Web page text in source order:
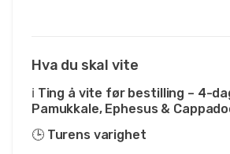
Hva du skal vite
ℹ️ Ting å vite før bestilling – 4-
Pamukkale, Ephesus &
🕒 Turens varighet